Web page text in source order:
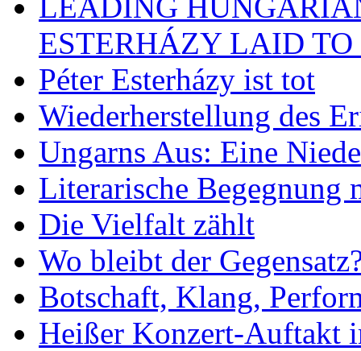
ESTERHÁZY LAID
Péter Esterházy ist tot
Wiederherstellung des
Ungarns Aus: Eine
Literarische Begegnung
Die Vielfalt zählt
Wo bleibt der
Botschaft, Klang,
Heißer Konzert-Auftakt